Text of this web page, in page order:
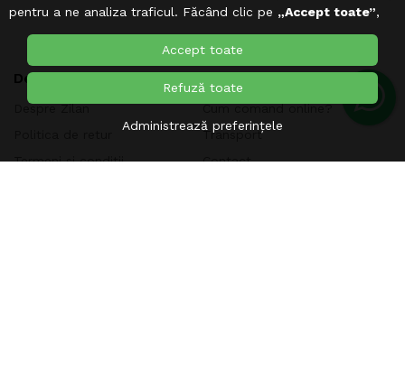
Despre site
Despre Zilan
Termeni si conditii
Cum comand online?
Transport
Contact
pentru a ne analiza traficul. Făcând clic pe „Accept toate”,
sunteți de acord cu utilizareaCookie-urilor.
Accept toate
Refuză toate
Administrează preferințele